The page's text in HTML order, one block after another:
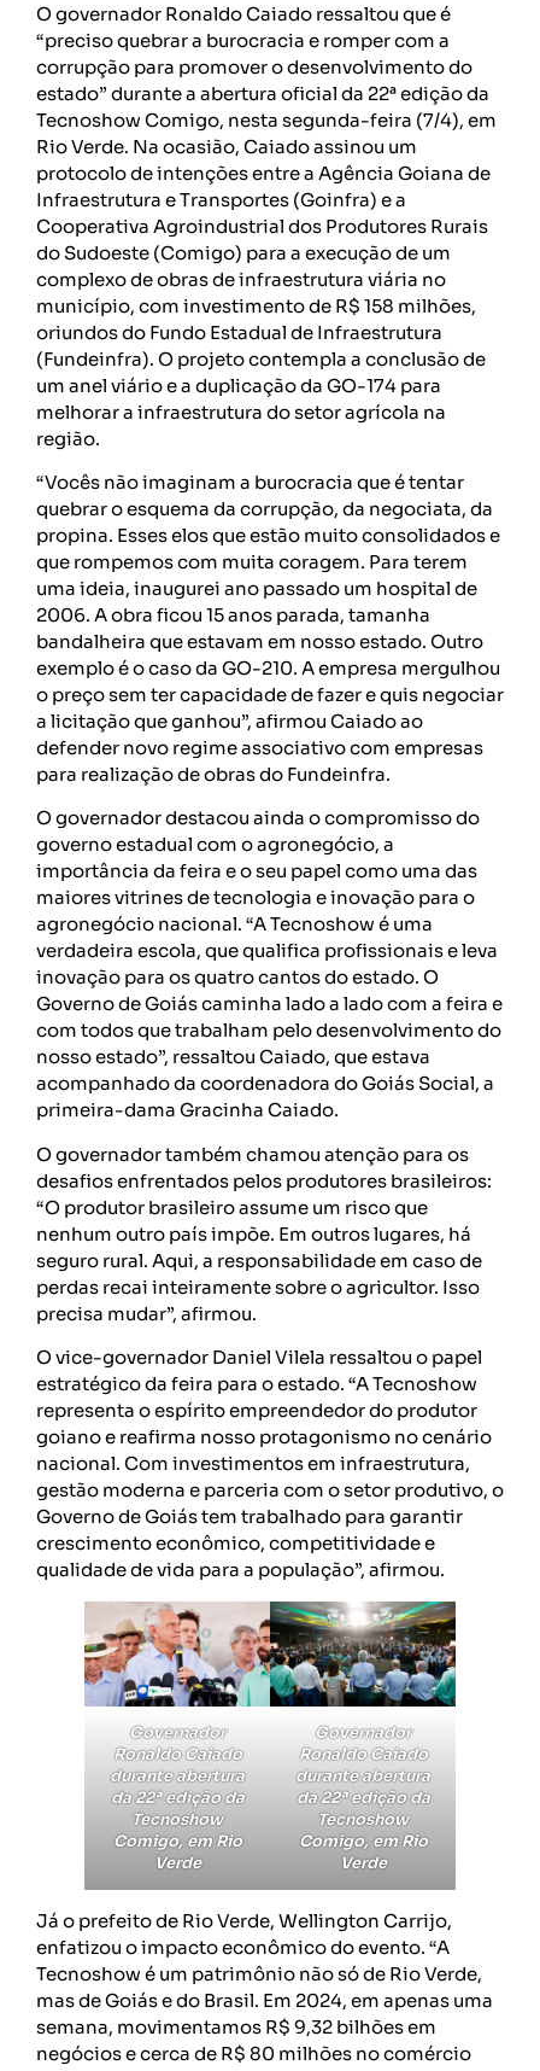
O governador Ronaldo Caiado ressaltou que é
“preciso quebrar a burocracia e romper com a
corrupção para promover o desenvolvimento do
estado” durante a abertura oficial da 22ª edição da
Tecnoshow Comigo, nesta segunda-feira (7/4), em
Rio Verde. Na ocasião, Caiado assinou um
protocolo de intenções entre a Agência Goiana de
Infraestrutura e Transportes (Goinfra) e a
Cooperativa Agroindustrial dos Produtores Rurais
do Sudoeste (Comigo) para a execução de um
complexo de obras de infraestrutura viária no
município, com investimento de R$ 158 milhões,
oriundos do Fundo Estadual de Infraestrutura
(Fundeinfra). O projeto contempla a conclusão de
um anel viário e a duplicação da GO-174 para
melhorar a infraestrutura do setor agrícola na
região.
“Vocês não imaginam a burocracia que é tentar
quebrar o esquema da corrupção, da negociata, da
propina. Esses elos que estão muito consolidados e
que rompemos com muita coragem. Para terem
uma ideia, inaugurei ano passado um hospital de
2006. A obra ficou 15 anos parada, tamanha
bandalheira que estavam em nosso estado. Outro
exemplo é o caso da GO-210. A empresa mergulhou
o preço sem ter capacidade de fazer e quis negociar
a licitação que ganhou”, afirmou Caiado ao
defender novo regime associativo com empresas
para realização de obras do Fundeinfra.
O governador destacou ainda o compromisso do
governo estadual com o agronegócio, a
importância da feira e o seu papel como uma das
maiores vitrines de tecnologia e inovação para o
agronegócio nacional. “A Tecnoshow é uma
verdadeira escola, que qualifica profissionais e leva
inovação para os quatro cantos do estado. O
Governo de Goiás caminha lado a lado com a feira e
com todos que trabalham pelo desenvolvimento do
nosso estado”, ressaltou Caiado, que estava
acompanhado da coordenadora do Goiás Social, a
primeira-dama Gracinha Caiado.
O governador também chamou atenção para os
desafios enfrentados pelos produtores brasileiros:
“O produtor brasileiro assume um risco que
nenhum outro país impõe. Em outros lugares, há
seguro rural. Aqui, a responsabilidade em caso de
perdas recai inteiramente sobre o agricultor. Isso
precisa mudar”, afirmou.
O vice-governador Daniel Vilela ressaltou o papel
estratégico da feira para o estado. “A Tecnoshow
representa o espírito empreendedor do produtor
goiano e reafirma nosso protagonismo no cenário
nacional. Com investimentos em infraestrutura,
gestão moderna e parceria com o setor produtivo, o
Governo de Goiás tem trabalhado para garantir
crescimento econômico, competitividade e
qualidade de vida para a população”, afirmou.
Governador
Ronaldo Caiado
durante abertura
da 22ª edição da
Tecnoshow
Comigo, em Rio
Verde
Governador
Ronaldo Caiado
durante abertura
da 22ª edição da
Tecnoshow
Comigo, em Rio
Verde
Já o prefeito de Rio Verde, Wellington Carrijo,
enfatizou o impacto econômico do evento. “A
Tecnoshow é um patrimônio não só de Rio Verde,
mas de Goiás e do Brasil. Em 2024, em apenas uma
semana, movimentamos R$ 9,32 bilhões em
negócios e cerca de R$ 80 milhões no comércio